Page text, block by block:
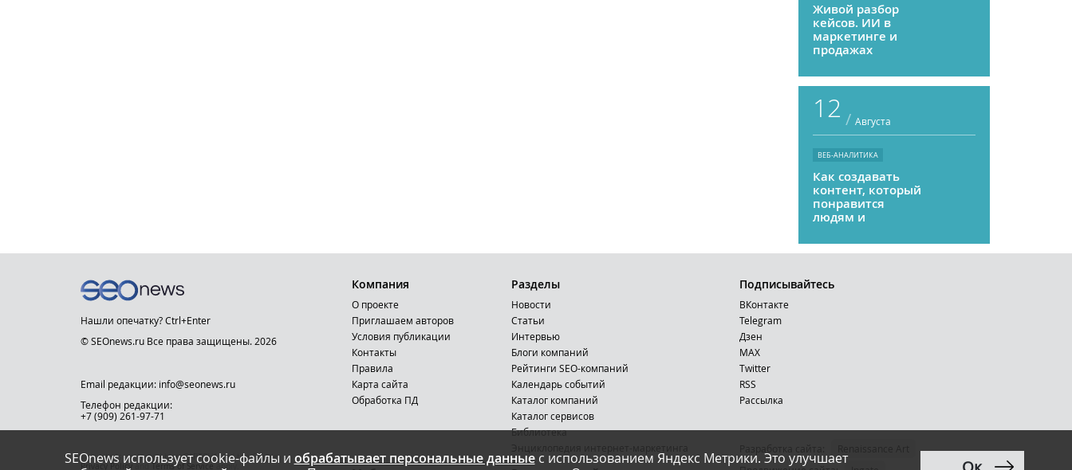
Живой разбор
кейсов. ИИ в
маркетинге и
продажах
12 / Августа
ВЕБ-АНАЛИТИКА
Как создавать
контент, который
понравится
людям и
SEOnews использует cookie-файлы и обрабатывает персональные данныес использованием Яндекс Метрики. Это улучшает
Нашли опечатку? Ctrl+Enter
© SEOnews.ru Все права защищены. 2026
Email редакции: info@seonews.ru
Телефон редакции:
+7 (909) 261-97-71
This site is protected by reCAPTCHA and the Google
Privacy Policyand Terms of Serviceapply.
Компания
О проекте
Приглашаем авторов
Условия публикации
Контакты
Правила
Карта сайта
Обработка ПД
Разделы
Новости
Статьи
Интервью
Блоги компаний
Рейтинги SEO-компаний
Календарь событий
Каталог компаний
Каталог сервисов
Библиотека
Подписывайтесь
ВКонтакте
Telegram
Дзен
MAX
Тwitter
RSS
Рассылка